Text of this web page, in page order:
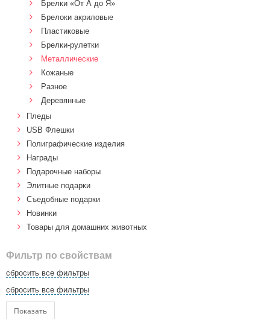
Брелки «От А до Я»
Брелоки акриловые
Пластиковые
Брелки-рулетки
Металлические
Кожаные
Разное
Деревянные
Пледы
USB Флешки
Полиграфические изделия
Награды
Подарочные наборы
Элитные подарки
Cъедобные подарки
Новинки
Товары для домашних животных
Фильтр по свойствам
сбросить все фильтры
сбросить все фильтры
Показать